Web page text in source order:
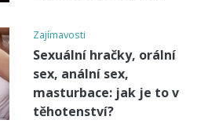
Zajímavosti
Sexuální hračky, orální
sex, anální sex,
masturbace: jak je to v
těhotenství?